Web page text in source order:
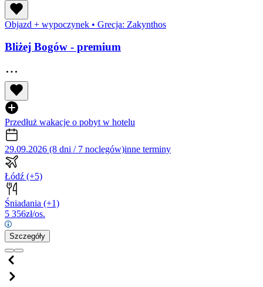
Objazd + wypoczynek • Grecja: Zakynthos
Bliżej Bogów - premium
Przedłuż wakacje o pobyt w hotelu
29.09.2026 (8 dni / 7 noclegów)inne terminy
Łódź (+5)
Śniadania (+1)
5 356zł/os.
Szczegóły